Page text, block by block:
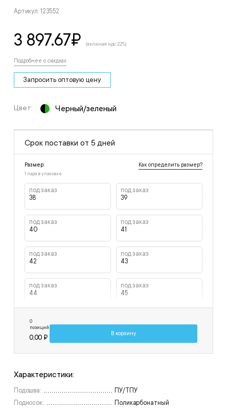
Артикул: 123552
3 897.67₽ (включая ндс 22%)
Подробнее о скидках
Запросить оптовую цену
Цвет: Черный/зеленый
Срок поставки от 5 дней
Размер: Как определить размер?
1 пара в упаковке
под заказ
38
под заказ
39
под заказ
40
под заказ
41
под заказ
42
под заказ
43
под заказ
44
под заказ
45
46
47
0
позиций
0,00 ₽
В корзину
Характеристики:
Подошва:
ПУ/ТПУ
Подносок:
Поликарбонатный